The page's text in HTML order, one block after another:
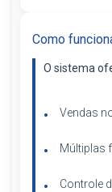
Como
O sistema
Vendas
Múltiplas
Controle